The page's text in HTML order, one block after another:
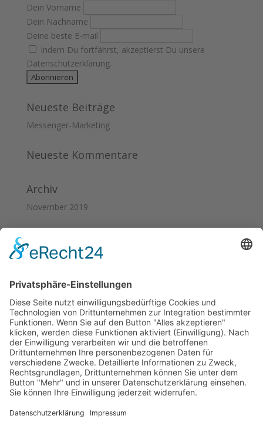
Dein Vorname
Dein Nachname
Deine beste E-mail
Indem Du fortfährst, akzeptierst Du unsere
Datenschutzerklärung.
Neueste Beiträge
Messenger-Marketing
Neueste Kommentare
Archiv
November 2019
Allgemein
Meta
Anmelden
Eintrags-Feed
Kommentar-Feed
WordPress.org
Impressum Datenschutzerklärung